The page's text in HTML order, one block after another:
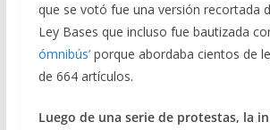
que se votó fue una versión recortada
Ley Bases que incluso fue bautizada
ómnibús’porque abordaba cientos de
de 664 artículos.
Luego de una serie de protestas, la